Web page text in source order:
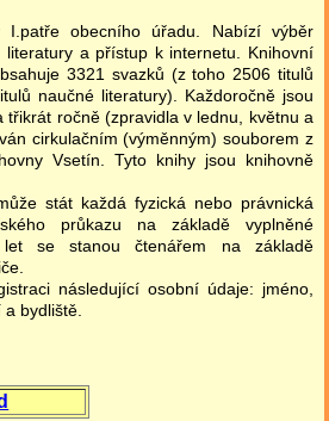
obecního úřadu. Nabízí výběr
literatury a přístup k internetu. Knihovní
3321 svazků (z toho 2506 titulů
naučné literatury). Kaž­doročně jsou
třikrát ročně (zpravidla v lednu, květnu a
cirkulačním (výměnným) souborem z
Vsetín. Tyto knihy jsou knihovně
stát každá fyzická nebo právnická
průkazu na základě vyplněné
se stanou čtenářem na základě
následující osobní údaje: jméno,
bydliště.